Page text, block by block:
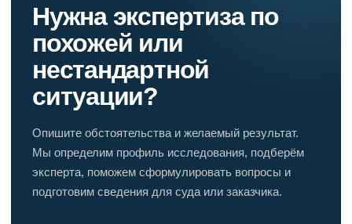
Нужна экспертиза по
похожей или
нестандартной
ситуации?
Опишите обстоятельства и желаемый результат.
Мы определим профиль исследования, подберём
эксперта, поможем сформулировать вопросы и
подготовим сведения для суда или заказчика.